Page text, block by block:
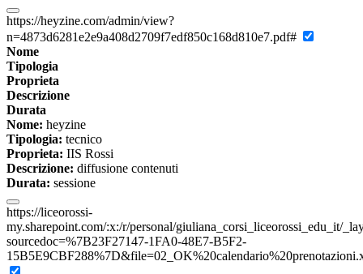
https://heyzine.com/admin/view?
n=4873d6281e2e9a408d2709f7edf850c168d810e7.pdf#
Nome
Tipologia
Proprieta
Descrizione
Durata
Nome: heyzine
Tipologia: tecnico
Proprieta: IIS Rossi
Descrizione: diffusione contenuti
Durata: sessione
https://liceorossi-
my.sharepoint.com/:x:/r/personal/giuliana_corsi_liceorossi_edu_it/
sourcedoc=%7B23F27147-1FA0-48E7-B5F2-